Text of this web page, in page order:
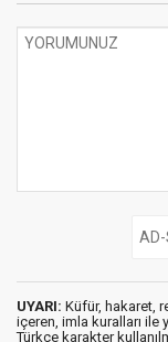
UYARI: Küfür, hakaret,
içeren, imla kuralları ile
Türkçe karakter